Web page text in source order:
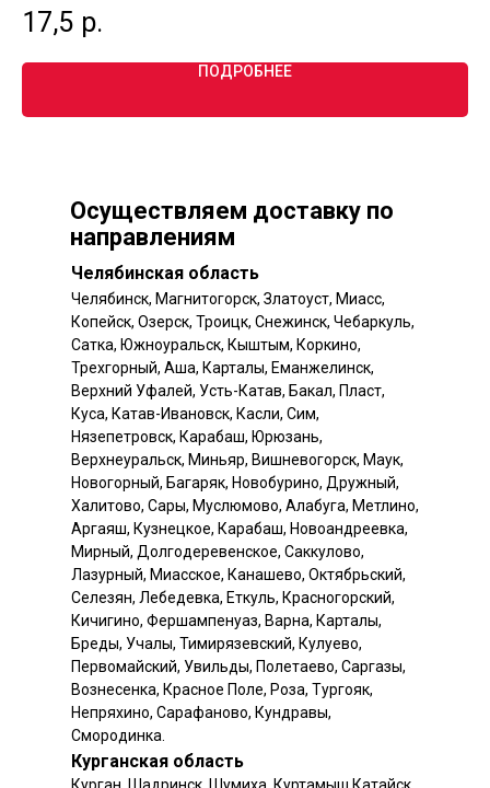
17,5 р.
ПОДРОБНЕЕ
Челябинская область
Осуществляем доставку по
направлениям
Курганская область
Челябинск, Магнитогорск, Златоуст, Миасс,
Копейск, Озерск, Троицк, Снежинск, Чебаркуль,
Сатка, Южноуральск, Кыштым, Коркино,
Трехгорный, Аша, Карталы, Еманжелинск,
Верхний Уфалей, Усть-Катав, Бакал, Пласт,
Куса, Катав-Ивановск, Касли, Сим,
Нязепетровск, Карабаш, Юрюзань,
Верхнеуральск, Миньяр, Вишневогорск, Маук,
Новогорный, Багаряк, Новобурино, Дружный,
Халитово, Сары, Муслюмово, Алабуга, Метлино,
Аргаяш, Кузнецкое, Карабаш, Новоандреевка,
Мирный, Долгодеревенское, Саккулово,
Лазурный, Миасское, Канашево, Октябрьский,
Селезян, Лебедевка, Еткуль, Красногорский,
Кичигино, Фершампенуаз, Варна, Карталы,
Бреды, Учалы, Тимирязевский, Кулуево,
Первомайский, Увильды, Полетаево, Саргазы,
Вознесенка, Красное Поле, Роза, Тургояк,
Непряхино, Сарафаново, Кундравы,
Смородинка.